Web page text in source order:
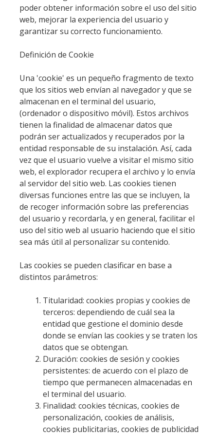
poder obtener información sobre el uso del sitio
web, mejorar la experiencia del usuario y
garantizar su correcto funcionamiento.
Definición de Cookie
Una 'cookie' es un pequeño fragmento de texto
que los sitios web envían al navegador y que se
almacenan en el terminal del usuario,
(ordenador o dispositivo móvil). Estos archivos
tienen la finalidad de almacenar datos que
podrán ser actualizados y recuperados por la
entidad responsable de su instalación. Así, cada
vez que el usuario vuelve a visitar el mismo sitio
web, el explorador recupera el archivo y lo envía
al servidor del sitio web. Las cookies tienen
diversas funciones entre las que se incluyen, la
de recoger información sobre las preferencias
del usuario y recordarla, y en general, facilitar el
uso del sitio web al usuario haciendo que el sitio
sea más útil al personalizar su contenido.
Las cookies se pueden clasificar en base a
distintos parámetros:
Titularidad: cookies propias y cookies de
terceros: dependiendo de cuál sea la
entidad que gestione el dominio desde
donde se envían las cookies y se traten los
datos que se obtengan.
Duración: cookies de sesión y cookies
persistentes: de acuerdo con el plazo de
tiempo que permanecen almacenadas en
el terminal del usuario.
Finalidad: cookies técnicas, cookies de
personalización, cookies de análisis,
cookies publicitarias, cookies de publicidad